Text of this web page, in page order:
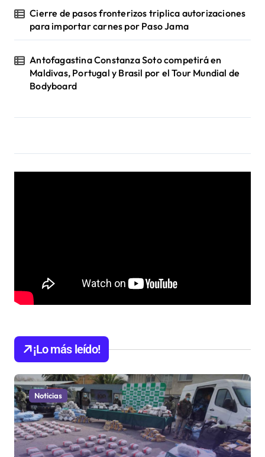
Cierre de pasos fronterizos triplica autorizaciones
para importar carnes por Paso Jama
Antofagastina Constanza Soto competirá en
Maldivas, Portugal y Brasil por el Tour Mundial de
Bodyboard
¡Lo más leído!
Noticias